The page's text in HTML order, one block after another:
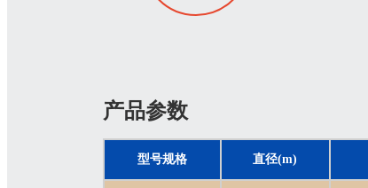
产品参数
型号规格 直径(m)